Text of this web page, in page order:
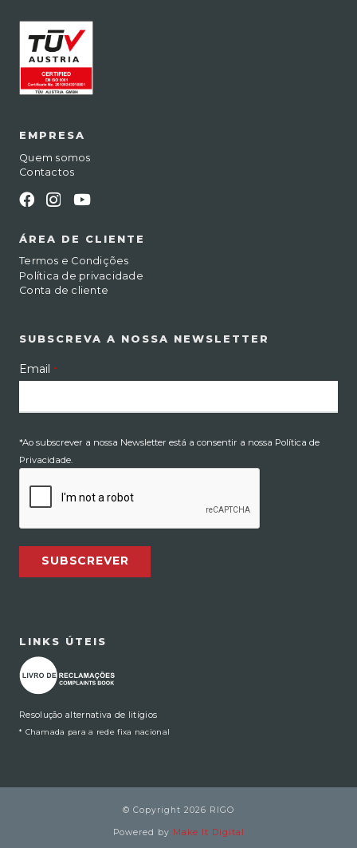
EMPRESA
Quem somos
Contactos
ÁREA DE CLIENTE
Termos e Condições
Política de privacidade
Conta de cliente
SUBSCREVA A NOSSA NEWSLETTER
Email *
*Ao subscrever a nossa Newsletter está a consentir a nossa Política de
Privacidade.
SUBSCREVER
LINKS ÚTEIS
Resolução alternativa de litígios
* Chamada para a rede fixa nacional
© Copyright 2026 RIGO
Powered by Make It Digital